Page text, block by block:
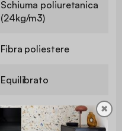
Schiuma poliuretanica
(24kg/m3)
Fibra poliestere
Equilibrato
Sí ✖